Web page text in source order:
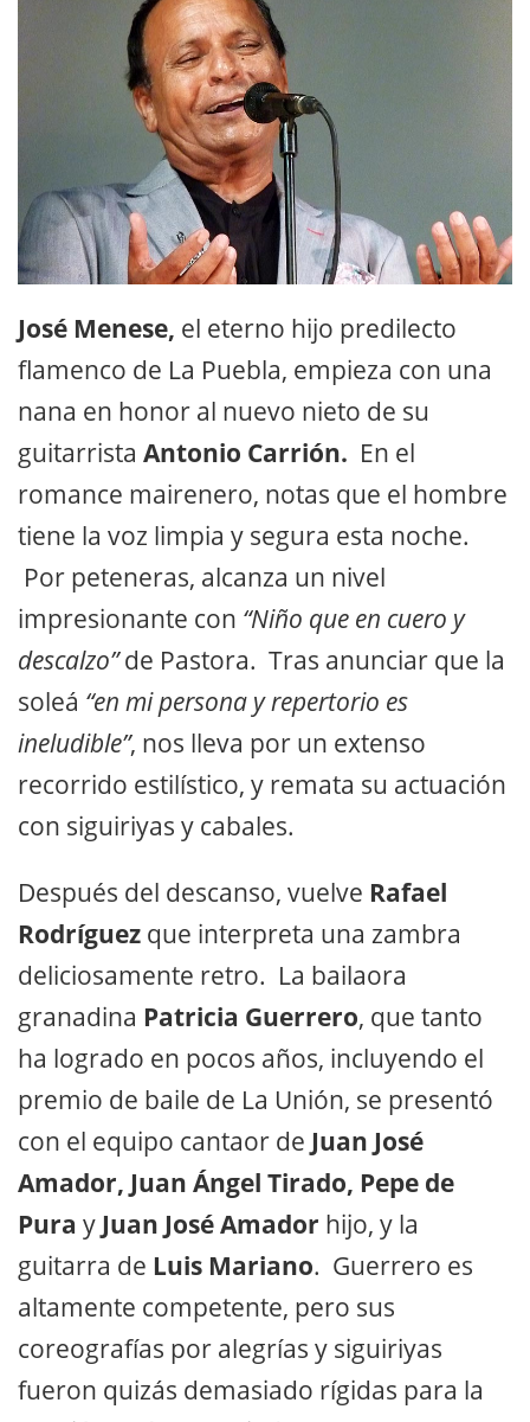
José Menese, el eterno hijo predilecto
flamenco de La Puebla, empieza con una
nana en honor al nuevo nieto de su
guitarrista Antonio Carrión. En el
romance mairenero, notas que el hombre
tiene la voz limpia y segura esta noche.
Por peteneras, alcanza un nivel
impresionante con “Niño que en cuero y
descalzo”de Pastora. Tras anunciar que la
soleá “en mi persona y repertorio es
ineludible”, nos lleva por un extenso
recorrido estilístico, y remata su actuación
con siguiriyas y cabales.
Después del descanso, vuelve Rafael
Rodríguez que interpreta una zambra
deliciosamente retro. La bailaora
granadina Patricia Guerrero, que tanto
ha logrado en pocos años, incluyendo el
premio de baile de La Unión, se presentó
con el equipo cantaor de Juan José
Amador, Juan Ángel Tirado, Pepe de
Pura y Juan José Amador hijo, y la
guitarra de Luis Mariano. Guerrero es
altamente competente, pero sus
coreografías por alegrías y siguiriyas
fueron quizás demasiado rígidas para la